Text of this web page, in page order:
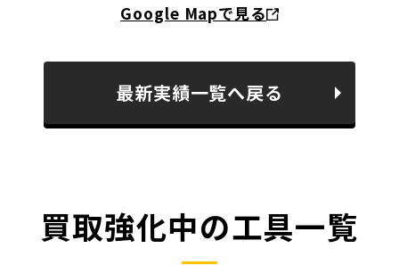
Google Mapで見る
最新実績一覧へ戻る
買取強化中の工具一覧